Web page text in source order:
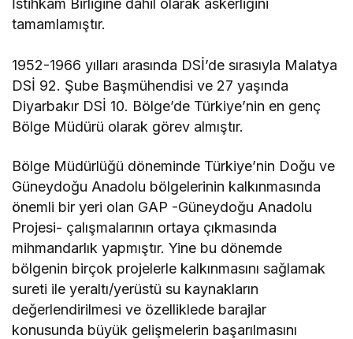
İstihkâm Birliğine dâhil olarak askerliğini
tamamlamıştır.
1952-1966 yılları arasında DSİ’de sırasıyla Malatya
DSİ 92. Şube Başmühendisi ve 27 yaşında
Diyarbakır DSİ 10. Bölge’de Türkiye’nin en genç
Bölge Müdürü olarak görev almıştır.
Bölge Müdürlüğü döneminde Türkiye’nin Doğu ve
Güneydoğu Anadolu bölgelerinin kalkınmasında
önemli bir yeri olan GAP -Güneydoğu Anadolu
Projesi- çalışmalarının ortaya çıkmasında
mihmandarlık yapmıştır. Yine bu dönemde
bölgenin birçok projelerle kalkınmasını sağlamak
sureti ile yeraltı/yerüstü su kaynakların
değerlendirilmesi ve özelliklede barajlar
konusunda büyük gelişmelerin başarılmasını